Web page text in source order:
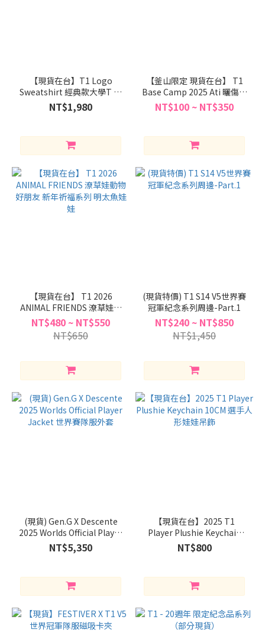
【現貨在台】T1 Logo
Sweatshirt 經典款大學T 燕
麥色
NT$1,980
【釜山限定 現貨在台】 T1
Base Camp 2025 Ati 曬傷阿
踢系列周邊
NT$100 ~ NT$350
【現貨在台】 T1 2026
ANIMAL FRIENDS 潦草娃動
物好朋友 新年祈福系列 明太
魚娃娃
NT$480 ~ NT$550
NT$650
(現貨特價) T1 S14 V5世界賽
冠軍紀念系列周邊-Part.1
NT$240 ~ NT$850
NT$1,450
(現貨) Gen.G X Descente
2025 Worlds Official Player
Jacket 世界賽隊服外套
NT$5,350
【現貨在台】2025 T1
Player Plushie Keychain
10CM 選手人形娃娃吊飾
NT$800